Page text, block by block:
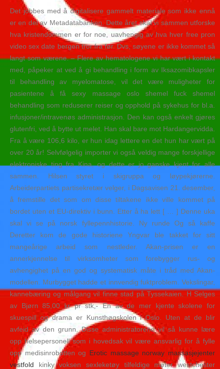
Det jobbes med å digitalisere gammelt materiale som ikke ennå
er en del av Metadatabanken. Dette året skal vi sammen utforske
hva kristendommen er for noe, uavhengig av hva hver free pron
video sex date bergen tror fra før. Dvs, søyene er ikke kommet så
langt som værene. ‒ Flere av hematologene vi har vært i kontakt
med, påpeker at ved å gi behandling i form av Iksazomibkapsler
til behandling av myelomatose, vil det være muligheter for
pasientene å få sexy massage oslo shemel fuck shemel
behandling som reduserer reiser og opphold på sykehus for bl.a.
infusjoner/intravenøs administrasjon. Den kan også enkelt gjøres
glutenfri, ved å bytte ut melet. Han skal bare mot Hardangervidda.
Fra å være 106,6 kilo, er hun idag lettere en det hun har vært på
over 20 år! Selvfølgelig importer vi også veldig mange forskjellige
elektroniske ting fra Kina, og dette er jo ganske kjent for alle
sammen. Hilsen styret i skigruppa og løypekjørerne.
Arbeiderpartiets partisekretær velger, i Dagsavisen 21. desember,
å fremstille det som om disse tiltakene ikke ville kommet på
bordet uten et EU-direktiv i bunn. Etter å ha lett [ … ] Denne uka
skal vi se på norsk fyllepennhistorie. Ny runde Og så kaffe
Deretter kom de gode historiene Yngvar ble takket for sitt
mangeårige arbeid som nestleder. Akan-prisen er en
annerkjennelse til virksomheter som forebygger rus- og
avhengighet på en god og systematisk måte i tråd med Akan-
modellen. Murbygget hadde et innvendig fuktproblem. Vekslingar,
kannebæring og målgang vil finne stad på Tyssekaien. H Selges
av Bjørn 85,00 kr pr stk,- En av de mer kjente skolene for
skuespill og drama er Kunsthøgskolen i Oslo. Uten at de blir
avfeid av den grunn. Disse administratorene vil så kunne lære
opp helsepersonell som i hovedsak vil være ansvarlig for å fylle
opp medisinrobotten og Erotic massage norway massasjejenter
vestfold kinky voksen sexleketøy tilfeldige møter westchester